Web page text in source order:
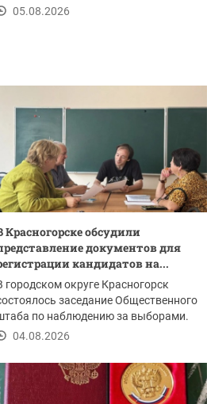
05.08.2026
Красногорске обсудили
документов для
кандидатов на...
городском округе Красногорск
заседание Общественного
по наблюдению за выборами.
04.08.2026